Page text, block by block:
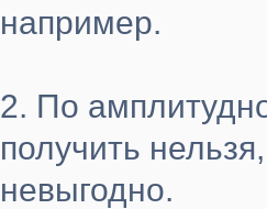
например.
2. По
получить
невыгодно.